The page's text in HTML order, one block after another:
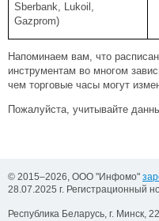
Sberbank, Lukoil,
Gazprom)
Напоминаем вам, что
инструментам во многом
чем торговые часы могут
Пожалуйста, учитывайте
© 2015–2026, ООО "Инфомо"
28.07.2025 г. Регистрационный
Республика Беларусь, г. Минск,